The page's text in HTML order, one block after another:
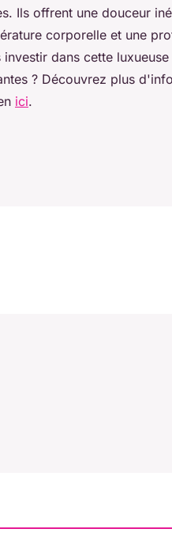
Ils offrent une douceur
corporelle et une
dans cette
? Découvrez plus
ici.